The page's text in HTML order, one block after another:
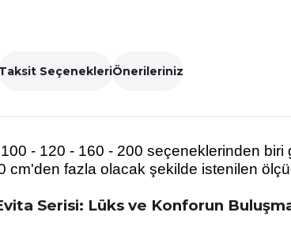
Taksit SeçenekleriÖnerileriniz
- 120 - 160 - 200 seçeneklerinden biri
cm'den fazla olacak şekilde istenilen
Serisi: Lüks ve Konforun